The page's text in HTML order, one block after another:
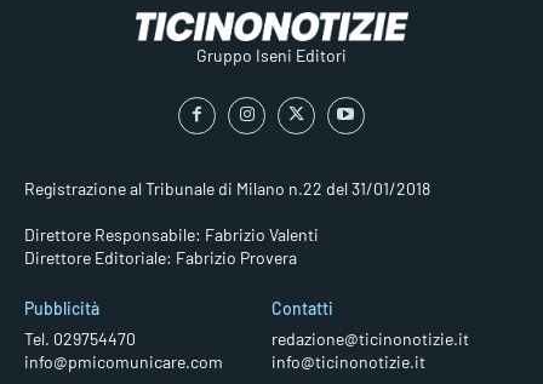
Gruppo Iseni Editori
Registrazione al Tribunale di Milano n.22 del 31/01/2018
Direttore Responsabile: Fabrizio Valenti
Direttore Editoriale: Fabrizio Provera
Pubblicità
Tel. 029754470
info@pmicomunicare.com
Contatti
redazione@ticinonotizie.it
info@ticinonotizie.it